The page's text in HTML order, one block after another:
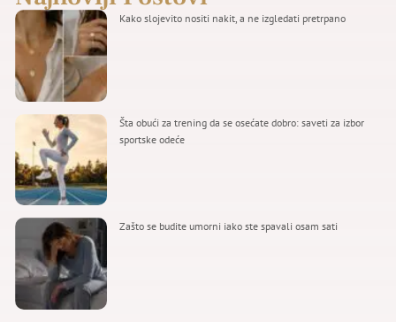
Kako slojevito nositi nakit, a ne izgledati pretrpano
Šta obući za trening da se osećate dobro: saveti za izbor
sportske odeće
Zašto se budite umorni iako ste spavali osam sati